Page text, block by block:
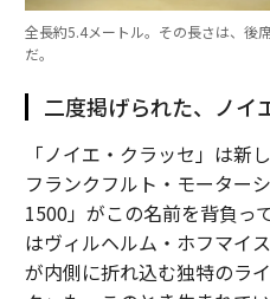
全長約5.4メートル。その長さは、後
だ。
二度掲げられた、ノイ
「ノイエ・クラッセ」は新
フランクフルト・モーター
1500」がこの名前を背負っ
はヴィルヘルム・ホフマイ
が内側に折れ込む独特のラ